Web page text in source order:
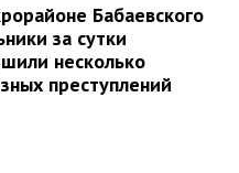
Бабаевского
за сутки
несколько
преступлений